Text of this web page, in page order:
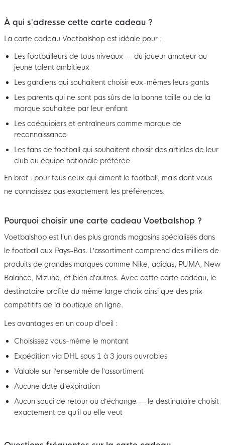
À qui s’adresse cette carte cadeau ?
La carte cadeau Voetbalshop est idéale pour :
Les footballeurs de tous niveaux — du joueur amateur au
jeune talent ambitieux
Les gardiens qui souhaitent choisir eux-mêmes leurs gants
Les parents qui ne sont pas sûrs de la bonne taille ou de la
marque souhaitée par leur enfant
Les coéquipiers et entraîneurs comme marque de
reconnaissance
Les fans de football qui souhaitent choisir des articles de leur
club ou équipe nationale préférée
En bref : pour tous ceux qui aiment le football, mais dont vous
ne connaissez pas exactement les préférences.
Pourquoi choisir une carte cadeau Voetbalshop ?
Voetbalshop est l’un des plus grands magasins spécialisés dans
le football aux Pays-Bas. L’assortiment comprend des milliers de
produits de grandes marques comme Nike, adidas, PUMA, New
Balance, Mizuno, et bien d’autres. Avec cette carte cadeau, le
destinataire profite du même large choix ainsi que des prix
compétitifs de la boutique en ligne.
Les avantages en un coup d'oeil :
Choisissez vous-même le montant
Expédition via DHL sous 1 à 3 jours ouvrables
Valable sur l’ensemble de l’assortiment
Aucune date d’expiration
Aucun souci de retour ou d’échange — le destinataire choisit
exactement ce qu’il ou elle veut